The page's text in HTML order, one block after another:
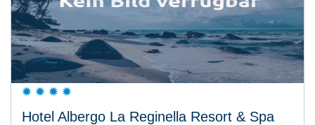
Hotel Albergo La Reginella Resort & Spa